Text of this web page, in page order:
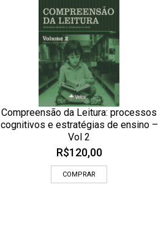
ADICIONAR AOS MEUS DESEJOS
OLHADA RÁPIDA
Compreensão da Leitura: processos
cognitivos e estratégias de ensino –
Vol 2
R$120,00
COMPRAR